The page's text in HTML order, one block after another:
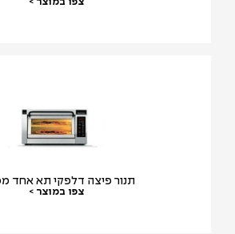
צפו במוצר >
תנור פיצה דלפקי תא אחד מפוצל
צפו במוצר >